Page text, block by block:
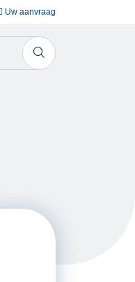
Uw aanvraag